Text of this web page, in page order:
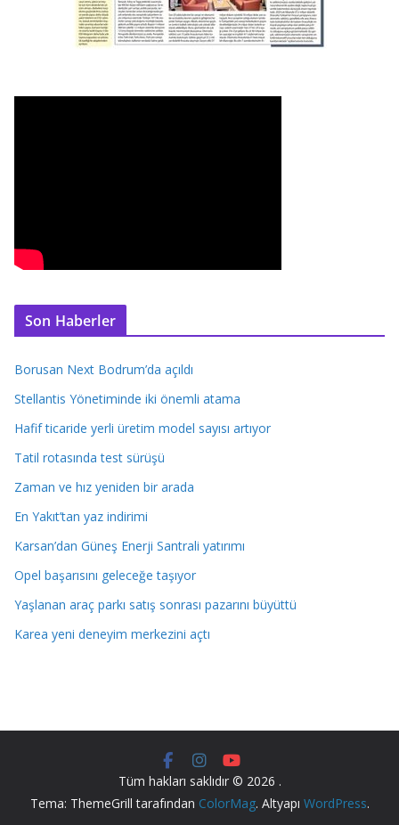
Son Haberler
Borusan Next Bodrum’da açıldı
Stellantis Yönetiminde iki önemli atama
Hafif ticaride yerli üretim model sayısı artıyor
Tatil rotasında test sürüşü
Zaman ve hız yeniden bir arada
En Yakıt’tan yaz indirimi
Karsan’dan Güneş Enerji Santrali yatırımı
Opel başarısını geleceğe taşıyor
Yaşlanan araç parkı satış sonrası pazarını büyüttü
Karea yeni deneyim merkezini açtı
Tüm hakları saklıdır © 2026 .
Tema: ThemeGrill tarafından ColorMag. Altyapı WordPress.